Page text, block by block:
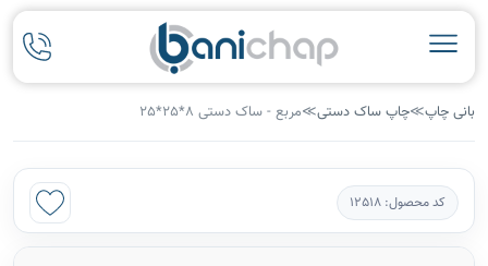
بانی چاپ≫چاپ ساک دستی≫مربع - ساک دستی 8*25*25
کد محصول: 12518